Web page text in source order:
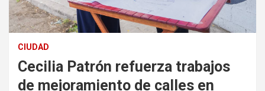
CIUDAD
Cecilia Patrón refuerza trabajos
de mejoramiento de calles en